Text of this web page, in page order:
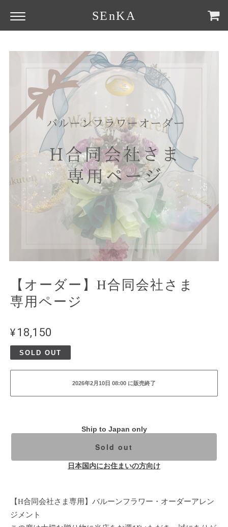
SEnKA
【オーダー】H合同会社さま
専用ページ
¥18,150
SOLD OUT
2026年2月10日 08:00 に販売終了
Ship to Japan only
Sold out
日本国内にお住まいの方向け
【H合同会社さま専用】バルーンフラワー・オーダーアレン
ジメント